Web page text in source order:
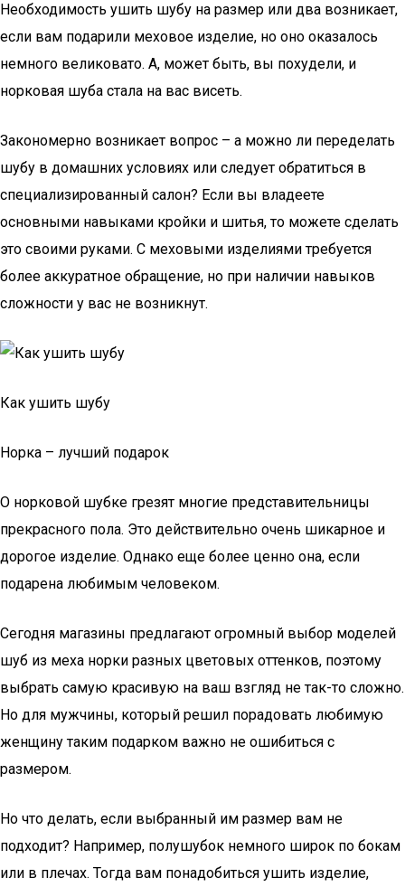
Необходимость ушить шубу на размер или два возникает,
если вам подарили меховое изделие, но оно оказалось
немного великовато. А, может быть, вы похудели, и
норковая шуба стала на вас висеть.
Закономерно возникает вопрос – а можно ли переделать
шубу в домашних условиях или следует обратиться в
специализированный салон? Если вы владеете
основными навыками кройки и шитья, то можете сделать
это своими руками. С меховыми изделиями требуется
более аккуратное обращение, но при наличии навыков
сложности у вас не возникнут.
Как ушить шубу
Норка – лучший подарок
О норковой шубке грезят многие представительницы
прекрасного пола. Это действительно очень шикарное и
дорогое изделие. Однако еще более ценно она, если
подарена любимым человеком.
Сегодня магазины предлагают огромный выбор моделей
шуб из меха норки разных цветовых оттенков, поэтому
выбрать самую красивую на ваш взгляд не так-то сложно.
Но для мужчины, который решил порадовать любимую
женщину таким подарком важно не ошибиться с
размером.
Но что делать, если выбранный им размер вам не
подходит? Например, полушубок немного широк по бокам
или в плечах. Тогда вам понадобиться ушить изделие,